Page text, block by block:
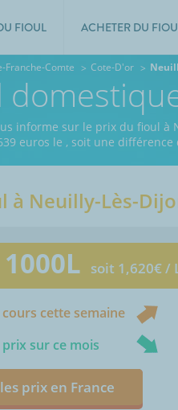
FIOUL ACHETER DU
Franche-Comte Cote-D'or
informe sur le prix du fioul à
euros le , soit une différence
à Neuilly-Lès-
soit 1,620€ /
cette semaine
sur ce mois
prix en France